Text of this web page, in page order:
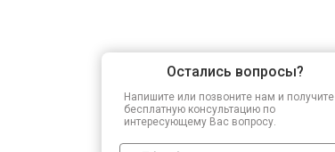
Остались вопросы?
Напишите или позвоните нам и получите
бесплатную консультацию по
интересующему Вас вопросу.